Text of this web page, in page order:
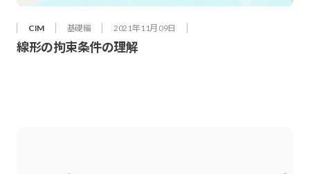
CIM 基礎編 2021年 11月 09日
線形の拘束条件の理解